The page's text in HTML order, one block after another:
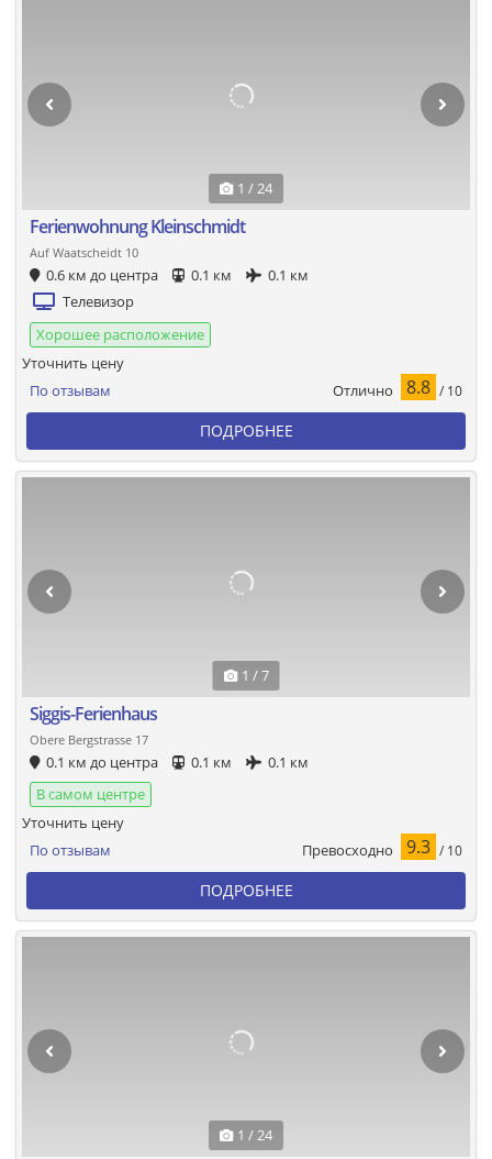
1 / 24
Ferienwohnung Kleinschmidt
Auf Waatscheidt 10
0.6 км до центра 0.1 км
0.1 км
Телевизор
Хорошее расположение
По отзывам Отлично 8.8 / 10
Уточнить цену
ПОДРОБНЕЕ
1 / 7
Siggis-Ferienhaus
Obere Bergstrasse 17
0.1 км до центра 0.1 км
0.1 км
В самом центре
По отзывам Превосходно 9.3 / 10
Уточнить цену
ПОДРОБНЕЕ
1 / 24